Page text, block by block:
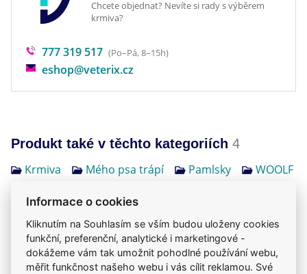
Chcete objednat? Nevíte si rady s výběrem
krmiva?
777 319 517 (Po–Pá, 8–15h)
eshop@veterix.cz
Produkt také v těchto kategoriích 4
Krmiva
Mého psa trápí Pamlsky WOOLF
Jsme zkušení veterináři
Mazlíčkům pomáháme denně již 20 let.
Informace o cookies
Kliknutím na Souhlasím se vším budou uloženy cookies
funkční, preferenční, analytické i marketingové -
dokážeme vám tak umožnit pohodlné používání webu,
měřit funkčnost našeho webu i vás cílit reklamou. Své